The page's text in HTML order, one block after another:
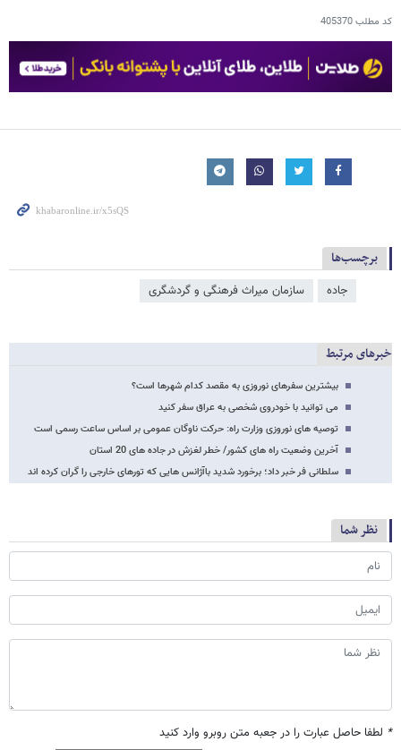
کد مطلب405370
برچسب‌ها
جاده سازمان میراث فرهنگی و گردشگری
خبرهای مرتبط
بیشترین سفرهای نوروزی به مقصد کدام شهرها است؟
می توانید با خودروی شخصی به عراق سفر کنید
توصیه های نوروزی وزارت راه: حرکت ناوگان عمومی بر اساس ساعت رسمی است
آخرین وضعیت راه های کشور/ خطر لغزش در جاده های 20 استان
سلطانی فر خبر داد؛ برخورد شدید باآژانس هایی که تورهای خارجی را گران کرده اند
نظر شما
* لطفا حاصل عبارت را در جعبه متن روبرو وارد کنید